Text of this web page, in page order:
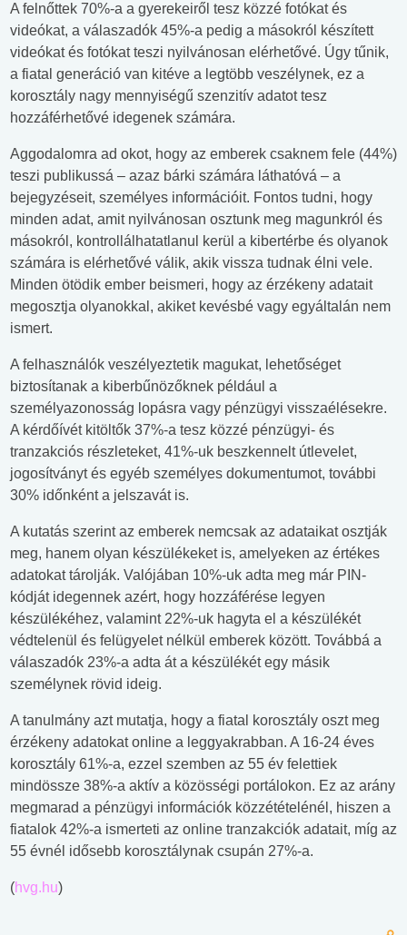
A felnőttek 70%-a a gyerekeiről tesz közzé fotókat és
videókat, a válaszadók 45%-a pedig a másokról készített
videókat és fotókat teszi nyilvánosan elérhetővé. Úgy tűnik,
a fiatal generáció van kitéve a legtöbb veszélynek, ez a
korosztály nagy mennyiségű szenzitív adatot tesz
hozzáférhetővé idegenek számára.
Aggodalomra ad okot, hogy az emberek csaknem fele (44%)
teszi publikussá – azaz bárki számára láthatóvá – a
bejegyzéseit, személyes információit. Fontos tudni, hogy
minden adat, amit nyilvánosan osztunk meg magunkról és
másokról, kontrollálhatatlanul kerül a kibertérbe és olyanok
számára is elérhetővé válik, akik vissza tudnak élni vele.
Minden ötödik ember beismeri, hogy az érzékeny adatait
megosztja olyanokkal, akiket kevésbé vagy egyáltalán nem
ismert.
A felhasználók veszélyeztetik magukat, lehetőséget
biztosítanak a kiberbűnözőknek például a
személyazonosság lopásra vagy pénzügyi visszaélésekre.
A kérdőívét kitöltők 37%-a tesz közzé pénzügyi- és
tranzakciós részleteket, 41%-uk beszkennelt útlevelet,
jogosítványt és egyéb személyes dokumentumot, további
30% időnként a jelszavát is.
A kutatás szerint az emberek nemcsak az adataikat osztják
meg, hanem olyan készülékeket is, amelyeken az értékes
adatokat tárolják. Valójában 10%-uk adta meg már PIN-
kódját idegennek azért, hogy hozzáférése legyen
készülékéhez, valamint 22%-uk hagyta el a készülékét
védtelenül és felügyelet nélkül emberek között. Továbbá a
válaszadók 23%-a adta át a készülékét egy másik
személynek rövid ideig.
A tanulmány azt mutatja, hogy a fiatal korosztály oszt meg
érzékeny adatokat online a leggyakrabban. A 16-24 éves
korosztály 61%-a, ezzel szemben az 55 év felettiek
mindössze 38%-a aktív a közösségi portálokon. Ez az arány
megmarad a pénzügyi információk közzétételénél, hiszen a
fiatalok 42%-a ismerteti az online tranzakciók adatait, míg az
55 évnél idősebb korosztálynak csupán 27%-a.
(hvg.hu)